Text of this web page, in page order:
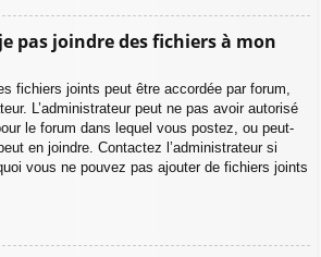
pas joindre des fichiers à mon
fichiers joints peut être accordée par forum,
L’administrateur peut ne pas avoir autorisé
le forum dans lequel vous postez, ou peut-
en joindre. Contactez l’administrateur si
vous ne pouvez pas ajouter de fichiers joints